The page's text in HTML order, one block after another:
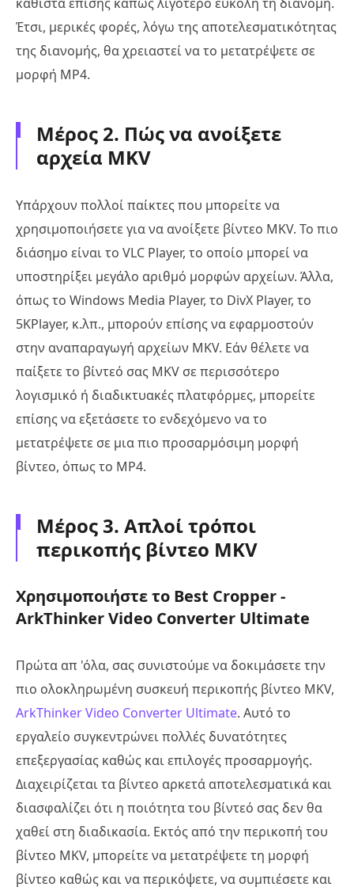
Έτσι, μερικές φορές, λόγω της αποτελεσματικότητας
της διανομής, θα χρειαστεί να το μετατρέψετε σε
μορφή MP4.
Μέρος 2. Πώς να ανοίξετε
αρχεία MKV
Υπάρχουν πολλοί παίκτες που μπορείτε να
χρησιμοποιήσετε για να ανοίξετε βίντεο MKV. Το πιο
διάσημο είναι το VLC Player, το οποίο μπορεί να
υποστηρίξει μεγάλο αριθμό μορφών αρχείων. Άλλα,
όπως το Windows Media Player, το DivX Player, το
5KPlayer, κ.λπ., μπορούν επίσης να εφαρμοστούν
στην αναπαραγωγή αρχείων MKV. Εάν θέλετε να
παίξετε το βίντεό σας MKV σε περισσότερο
λογισμικό ή διαδικτυακές πλατφόρμες, μπορείτε
επίσης να εξετάσετε το ενδεχόμενο να το
μετατρέψετε σε μια πιο προσαρμόσιμη μορφή
βίντεο, όπως το MP4.
Μέρος 3. Απλοί τρόποι
περικοπής βίντεο MKV
Χρησιμοποιήστε το Best Cropper -
ArkThinker Video Converter Ultimate
Πρώτα απ 'όλα, σας συνιστούμε να δοκιμάσετε την
πιο ολοκληρωμένη συσκευή περικοπής βίντεο MKV,
ArkThinker Video Converter Ultimate. Αυτό το
εργαλείο συγκεντρώνει πολλές δυνατότητες
επεξεργασίας καθώς και επιλογές προσαρμογής.
Διαχειρίζεται τα βίντεο αρκετά αποτελεσματικά και
διασφαλίζει ότι η ποιότητα του βίντεό σας δεν θα
χαθεί στη διαδικασία. Εκτός από την περικοπή του
βίντεο MKV, μπορείτε να μετατρέψετε τη μορφή
βίντεο καθώς και να περικόψετε, να συμπιέσετε και